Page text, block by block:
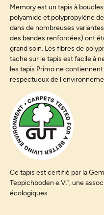
Memory est un tapis à
polyamide et polypropylène
dans de nombreuses
des bandes renforcées) ont
grand soin. Les fibres de
tache sur le tapis est facile à
les tapis Primo ne
respectueux de
Ce tapis est certifié par la
Teppichboden e.V.", une
écologiques.